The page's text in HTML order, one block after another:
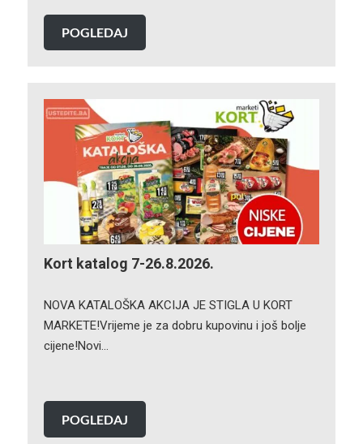
POGLEDAJ
Kort katalog 7-26.8.2026.
NOVA KATALOŠKA AKCIJA JE STIGLA U KORT
MARKETE!Vrijeme je za dobru kupovinu i još bolje
cijene!Novi…
POGLEDAJ